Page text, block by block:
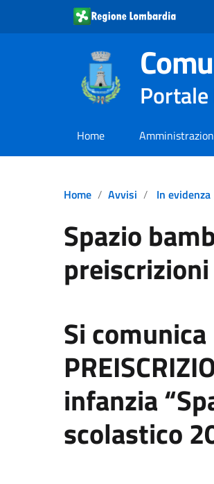
Home
Home Avvisi In evidenza
Spazio
Si
infanzia
scolastico